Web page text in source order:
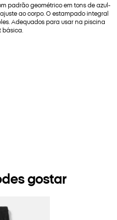
padrão geométrico em tons de azul-
ao corpo. O estampado integral
Adequados para usar na piscina
básica.
gostar